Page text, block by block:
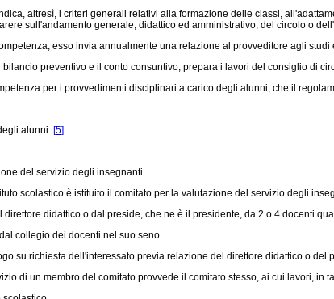
altresì, i criteri generali relativi alla formazione delle classi,
sull'andamento generale, didattico ed amministrativo, del circolo o
esso invia annualmente una relazione al provveditore agli studi
preventivo e il conto consuntivo; prepara i lavori del consiglio di
per i provvedimenti disciplinari a carico degli alunni, che il
alunni. [5]
del servizio degli insegnanti.
scolastico è istituito il comitato per la valutazione del servizio degli
didattico o dal preside, che ne è il presidente, da 2 o 4 docenti
collegio dei docenti nel suo seno.
su richiesta dell'interessato previa relazione del direttore didattico o del
di un membro del comitato provvede il comitato stesso, ai cui lavori, in